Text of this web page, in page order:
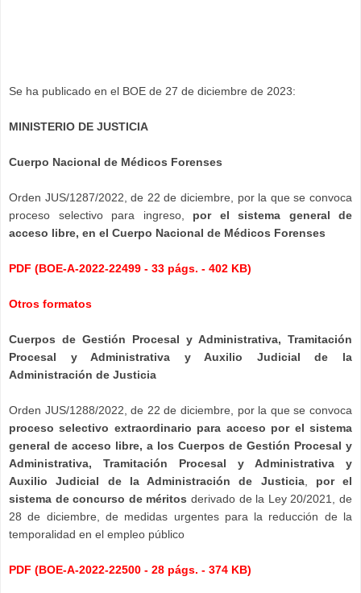
Se ha publicado en el BOE de 27 de diciembre de 2023:
MINISTERIO DE JUSTICIA
Cuerpo Nacional de Médicos Forenses
Orden JUS/1287/2022, de 22 de diciembre, por la que se convoca
proceso selectivo para ingreso,
por el sistema general de
acceso libre, en el Cuerpo Nacional de Médicos Forenses
PDF (BOE-A-2022-22499 - 33 págs. - 402 KB)
Otros formatos
Cuerpos de Gestión Procesal y Administrativa, Tramitación
Procesal y Administrativa y Auxilio Judicial de la
Administración de Justicia
Orden JUS/1288/2022, de 22 de diciembre, por la que se convoca
proceso selectivo extraordinario para acceso por el sistema
general de acceso libre, a los Cuerpos de Gestión Procesal y
Administrativa, Tramitación Procesal y Administrativa y
Auxilio Judicial de la Administración de Justicia,
por el
sistema de concurso de méritos derivado de la Ley 20/2021, de
28 de diciembre, de medidas urgentes para la reducción de la
temporalidad en el empleo público
PDF (BOE-A-2022-22500 - 28 págs. - 374 KB)